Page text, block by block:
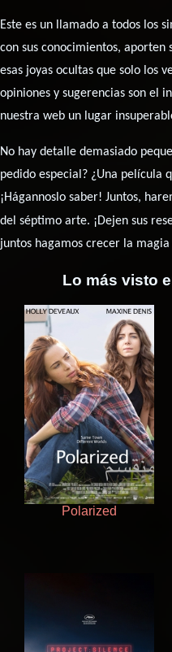
Este es un llamado a todos los
con sus conocimientos, aporten
esas joyas ocultas que solo los
opiniones y sugerencias son el
nuestra web un lugar
No hay detalle demasiado
pedido especial? ¿Una película
¡Hágannoslo saber! Juntos,
del séptimo arte. ¡Dejen sus
juntos hagamos crecer la magia
Lo más visto
Polarized